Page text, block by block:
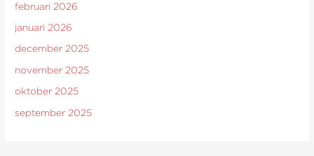
februari 2026
januari 2026
december 2025
november 2025
oktober 2025
september 2025